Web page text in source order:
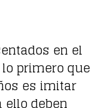
en el
primero que
es imitar
ello deben